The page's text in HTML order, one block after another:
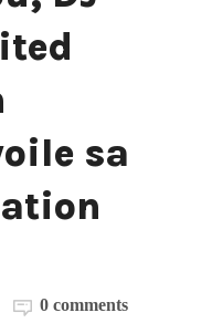
sa
0 comments